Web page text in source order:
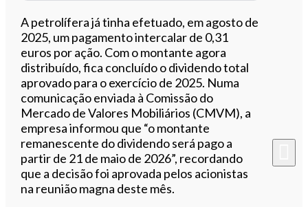
A petrolífera já tinha efetuado, em agosto de
2025, um pagamento intercalar de 0,31
euros por ação. Com o montante agora
distribuído, fica concluído o dividendo total
aprovado para o exercício de 2025. Numa
comunicação enviada à Comissão do
Mercado de Valores Mobiliários (CMVM), a
empresa informou que “o montante
remanescente do dividendo será pago a
partir de 21 de maio de 2026”, recordando
que a decisão foi aprovada pelos acionistas
na reunião magna deste mês.